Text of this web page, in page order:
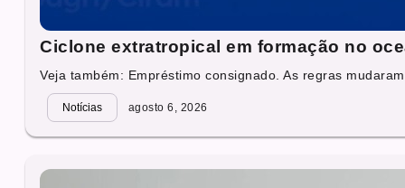
Ciclone extratropical em formação no
Veja também: Empréstimo consignado. As regras
Notícias agosto 6, 2026